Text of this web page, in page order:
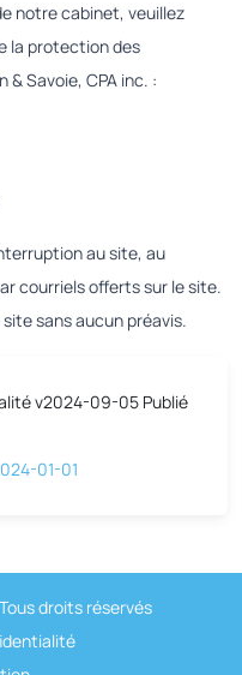
notre cabinet, veuillez
la protection des
Savoie, CPA inc. :
au site, au
courriels offerts sur le site.
sans aucun préavis.
v2024-09-05 Publié
01-01
droits réservés